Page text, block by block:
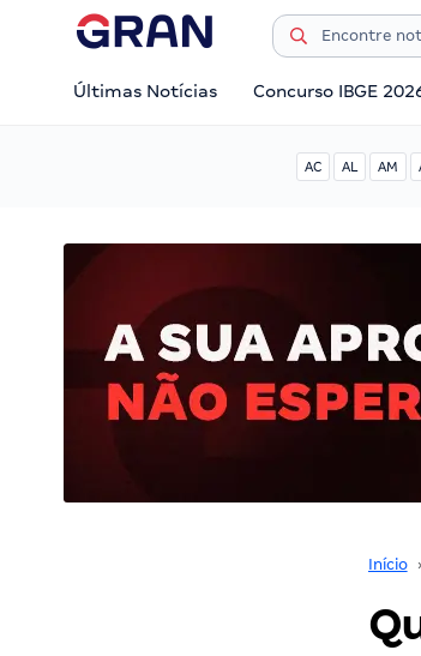
Últimas Notícias Concurso IBGE
AC AL AM
Início